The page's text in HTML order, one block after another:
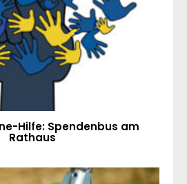
Hilfe: Spendenbus am
Rathaus